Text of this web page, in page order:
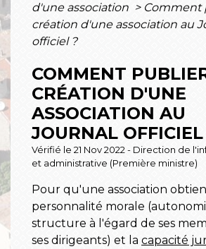
d'une association > Comment
création d'une association au
officiel ?
COMMENT
CRÉATION D'UNE
ASSOCIATION AU
JOURNAL OFFICIEL
Vérifié le 21 Nov 2022 - Direction de
et administrative (Première ministre)
Pour qu'une association
personnalité morale
structure à l'égard de ses
ses dirigeants) et la capacité